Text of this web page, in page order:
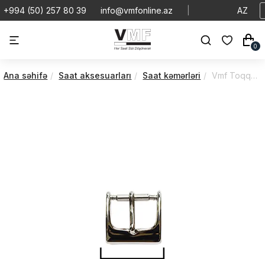
+994 (50) 257 80 39 info@vmfonline.az AZ
0
Ana səhifə Saat aksesuarları Saat kəmərləri Vmf Toqqa | VTB640K0S/21